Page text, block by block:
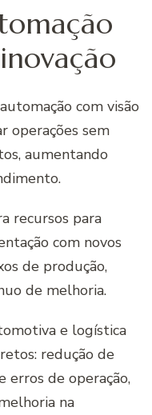
com visão
operações sem
aumentando
recursos para
com novos
de produção,
de melhoria.
e logística
redução de
erros de operação,
na